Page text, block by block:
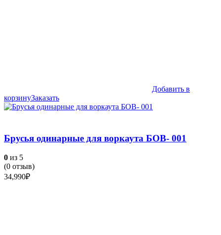
Добавить в
корзинуЗаказать
Брусья одинарные для воркаута БОВ- 001
0 из 5
(0 отзыв)
34,990₽